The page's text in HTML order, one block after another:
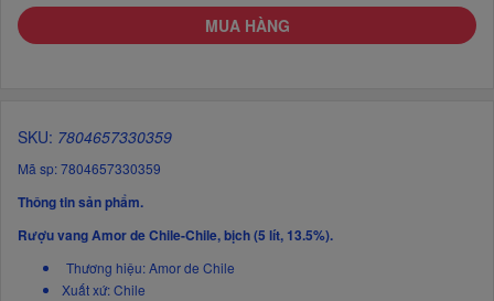
MUA HÀNG
SKU: 7804657330359
Mã sp: 7804657330359
Thông tin sản phẩm.
Rượu vang Amor de Chile-Chile, bịch (5 lít, 13.5%).
Thương hiệu: Amor de Chile
Xuất xứ:Chile